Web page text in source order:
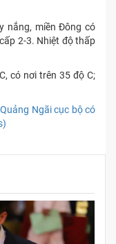
nắng, miền Đông có
2-3. Nhiệt độ thấp
có nơi trên 35 độ C;
Ngãi cục bộ có